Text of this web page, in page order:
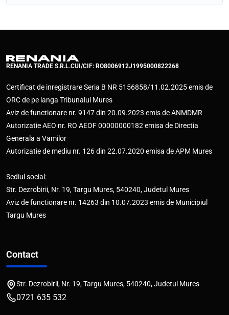
RENANIA TRADE S.R.L.CUI/CIF: RO8006912J1995000822268
Certificat de inregistrare Seria B NR 5156858/11.02.2025 emis de
ORC de pe langa Tribunalul Mures
Aviz de functionare nr. 9147 din 20.09.2023 emis de ANMDMR
Autorizatie AEO nr. RO AEOF 00000000182 emisa de Directia
Generala a Vamilor
Autorizatie de mediu nr. 126 din 22.07.2020 emisa de APM Mures
Sediul social:
Str. Dezrobirii, Nr. 19, Targu Mures, 540240, Judetul Mures
Aviz de functionare nr. 14263 din 10.07.2023 emis de Municipiul
Targu Mures
Contact
Str. Dezrobirii, Nr. 19, Targu Mures, 540240, Judetul Mures
0721 635 532